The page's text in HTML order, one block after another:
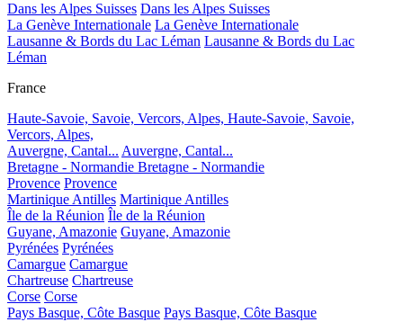
Dans les Alpes Suisses Dans les Alpes Suisses
La Genève Internationale La Genève Internationale
Lausanne & Bords du Lac Léman Lausanne & Bords du Lac
Léman
France
Haute-Savoie, Savoie, Vercors, Alpes, Haute-Savoie, Savoie,
Vercors, Alpes,
Auvergne, Cantal... Auvergne, Cantal...
Bretagne - Normandie Bretagne - Normandie
Provence Provence
Martinique Antilles Martinique Antilles
Île de la Réunion Île de la Réunion
Guyane, Amazonie Guyane, Amazonie
Pyrénées Pyrénées
Camargue Camargue
Chartreuse Chartreuse
Corse Corse
Pays Basque, Côte Basque Pays Basque, Côte Basque